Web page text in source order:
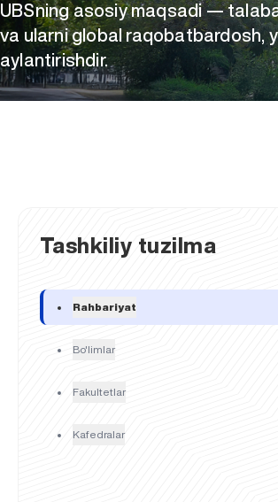
UBSning asosiy maqsadi —
va ularni global raqobatbardosh,
aylantirishdir.
Tashkiliy tuzilma
Rahbariyat
Bo'limlar
Fakultetlar
Kafedralar